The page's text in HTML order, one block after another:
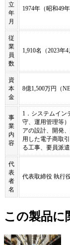
立
年
月
1974年（昭和49
従
業
員
数
1,910名（2023年4
資
本
金
8億1,500万円（
事
業
内
容
1．システムイン
守、運用管理等
アの設計、開発
用した電子商取
る工事、要員派
代
表
者
名
代表取締役 執
この製品に